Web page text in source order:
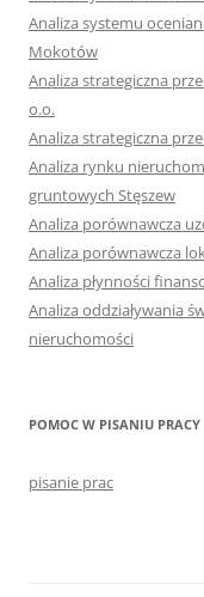
Analiza systemu
Mokotów
Analiza strategiczna
o.o.
Analiza strategiczna
Analiza rynku
gruntowych Stęszew
Analiza porównawcza
Analiza porównawcza
Analiza płynności
Analiza oddziaływania
nieruchomości
POMOC W PISANIU PRACY
pisanie prac